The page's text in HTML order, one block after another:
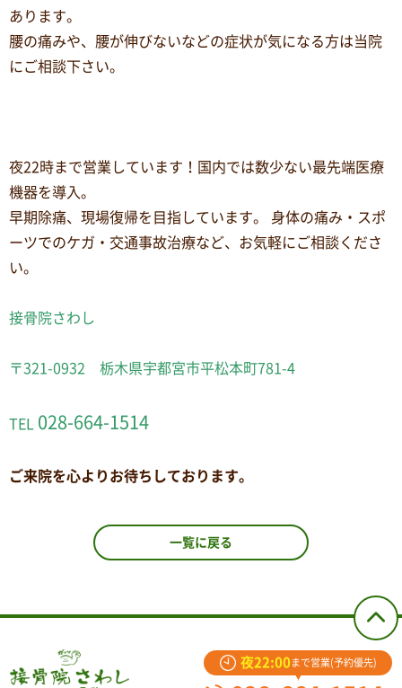
あります。
腰の痛みや、腰が伸びないなどの症状が気になる方は当院
にご相談下さい。
夜22時まで営業しています！国内では数少ない最先端医療
機器を導入。
早期除痛、現場復帰を目指しています。 身体の痛み・スポ
ーツでのケガ・交通事故治療など、お気軽にご相談くださ
い。
接骨院さわし
〒321-0932 栃木県宇都宮市平松本町781-4
TEL 028-664-1514
ご来院を心よりお待ちしております。
一覧に戻る
夜22:00 まで営業(予約優先)